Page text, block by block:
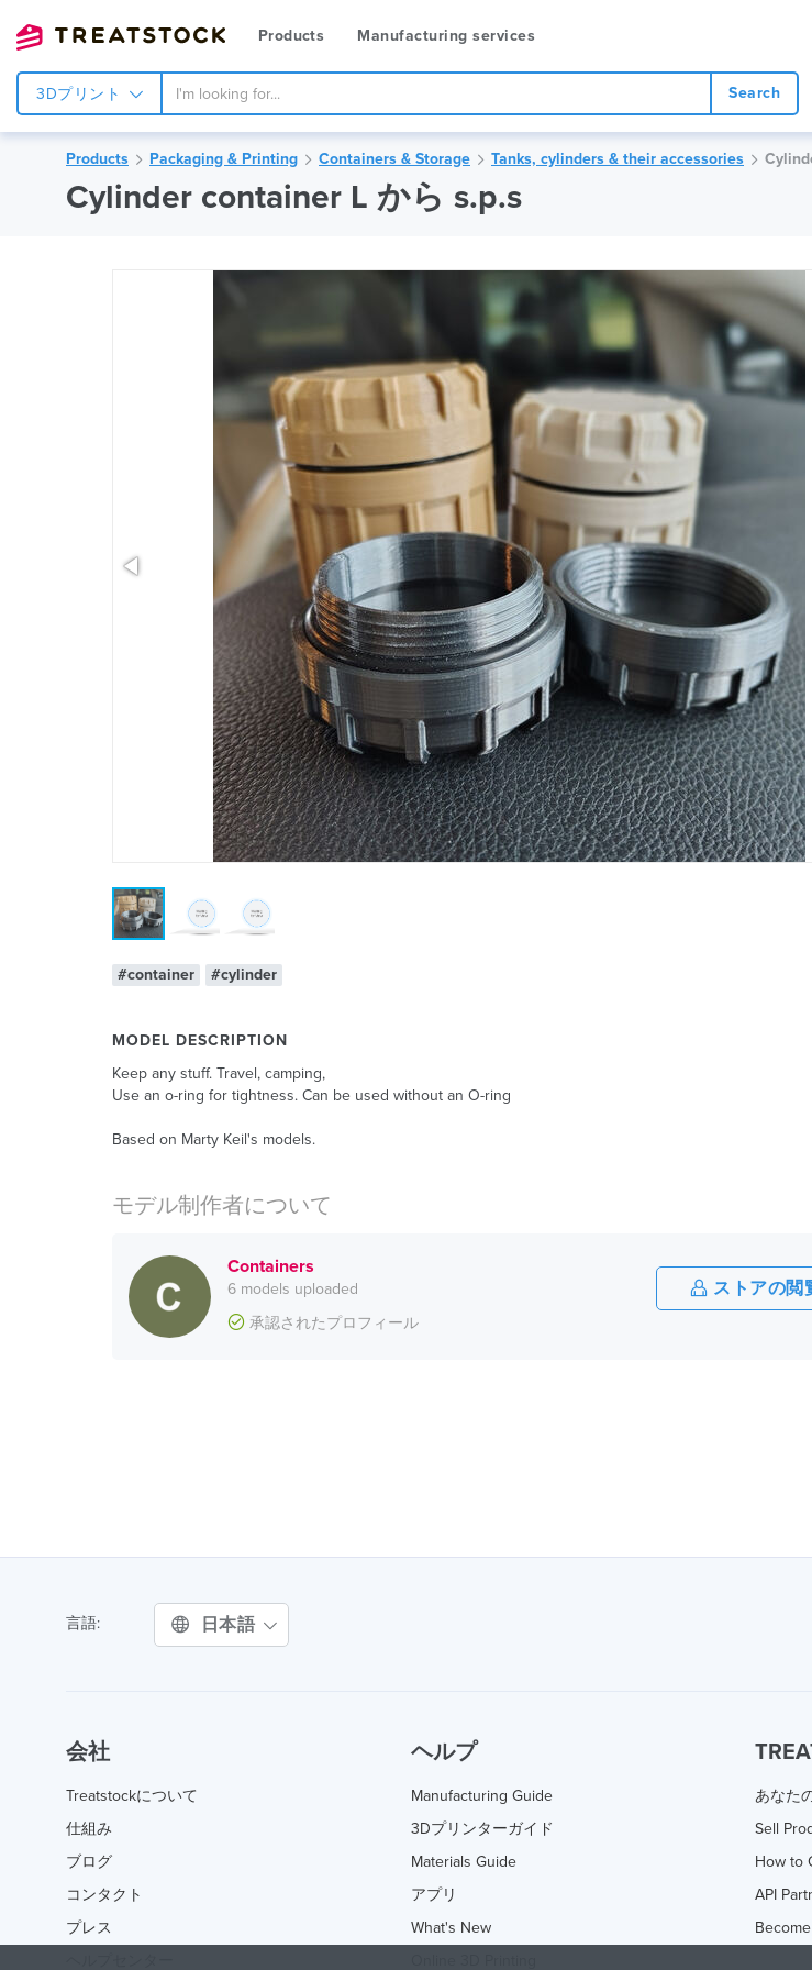
Products Manufacturing services
3Dプリント Search
Products Packaging & Printing Containers & Storage Tanks, cylinders & their accessories
Cylinder container L から s.p.s
#container #cylinder
MODEL DESCRIPTION
Keep any stuff. Travel, camping,
Use an o-ring for tightness. Can be used without an O-ring
Based on Marty Keil's models.
モデル制作者について
Containers
6 models uploaded
承認されたプロフィール
ストアの閲
言語: 日本語
会社
Treatstockについて
仕組み
ブログ
コンタクト
プレス
ヘルプ
Manufacturing Guide
3Dプリンターガイド
Materials Guide
アプリ
What's New
あなた
Sell
How to
API